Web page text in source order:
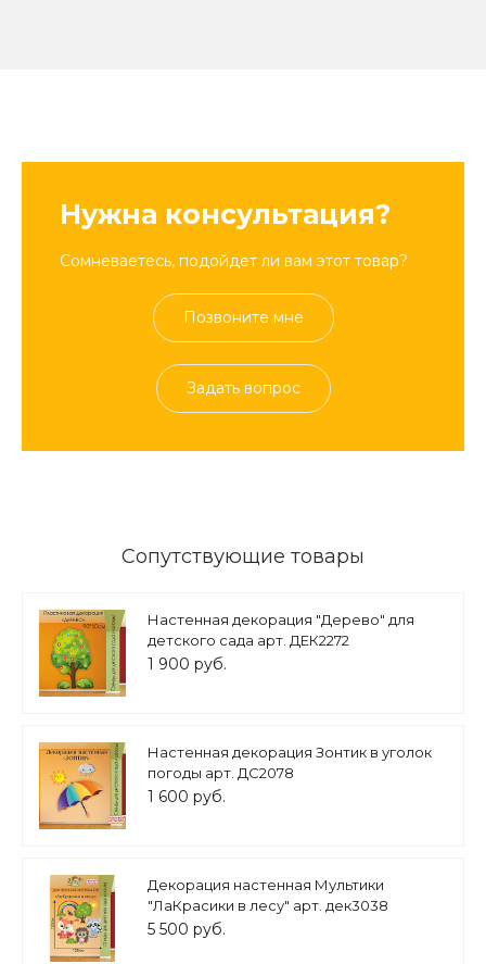
Нужна консультация?
Сомневаетесь, подойдет ли вам этот товар?
Позвоните мне
Задать вопрос
Сопутствующие товары
Настенная декорация "Дерево" для
детского сада арт. ДЕК2272
1 900 руб.
Настенная декорация Зонтик в уголок
погоды арт. ДС2078
1 600 руб.
Декорация настенная Мультики
"ЛаКрасики в лесу" арт. дек3038
5 500 руб.